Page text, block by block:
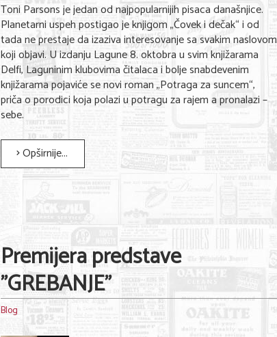
Toni Parsons je jedan od najpopularnijih pisaca današnjice.
Planetarni uspeh postigao je knjigom „Čovek i dečak“ i od
tada ne prestaje da izaziva interesovanje sa svakim naslovom
koji objavi. U izdanju Lagune 8. oktobra u svim knjižarama
Delfi, Laguninim klubovima čitalaca i bolje snabdevenim
knjižarama pojaviće se novi roman „Potraga za suncem“,
priča o porodici koja polazi u potragu za rajem a pronalazi –
sebe.
Opširnije...
Premijera predstave
"GREBANJE"
Blog